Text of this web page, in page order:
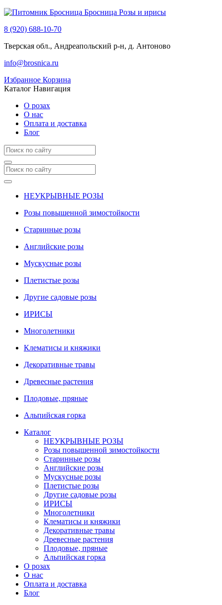
Бросница Розы и ирисы
8 (920) 688-10-70
Тверская обл., Андреапольский р-н, д. Антоново
info@brosnica.ru
Избранное Корзина
Каталог Навигация
О розах
О нас
Оплата и доставка
Блог
НЕУКРЫВНЫЕ РОЗЫ
Розы повышенной зимостойкости
Старинные розы
Английские розы
Мускусные розы
Плетистые розы
Другие садовые розы
ИРИСЫ
Многолетники
Клематисы и княжики
Декоративные травы
Древесные растения
Плодовые, пряные
Альпийская горка
Каталог
НЕУКРЫВНЫЕ РОЗЫ
Розы повышенной зимостойкости
Старинные розы
Английские розы
Мускусные розы
Плетистые розы
Другие садовые розы
ИРИСЫ
Многолетники
Клематисы и княжики
Декоративные травы
Древесные растения
Плодовые, пряные
Альпийская горка
О розах
О нас
Оплата и доставка
Блог